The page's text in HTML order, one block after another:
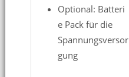
Optional: Batteri
e Pack für die
Spannungsversor
gung